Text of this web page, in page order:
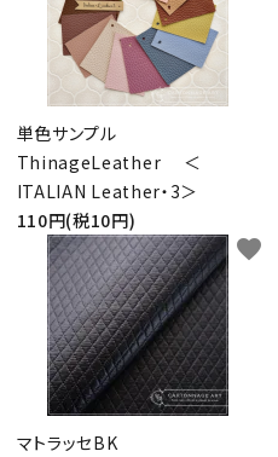
単色サンプル
ThinageLeather ＜
ITALIAN Leather・3＞
110円(税10円)
マトラッセBK
favorite